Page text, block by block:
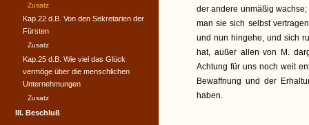
der andere unmäßig
man sie sich selbst
und nun hingehe, und sich
hat, außer allen von M.
Achtung für uns noch weit
Bewaffnung und der
haben.
Zusatz
Kap.22 d.B. Von den Sekretarien der
Fürsten
Zusatz
Kap.25 d.B. Wie viel das Glück
vermöge über die menschlichen
Unternehmungen
Zusatz
III. Beschluß